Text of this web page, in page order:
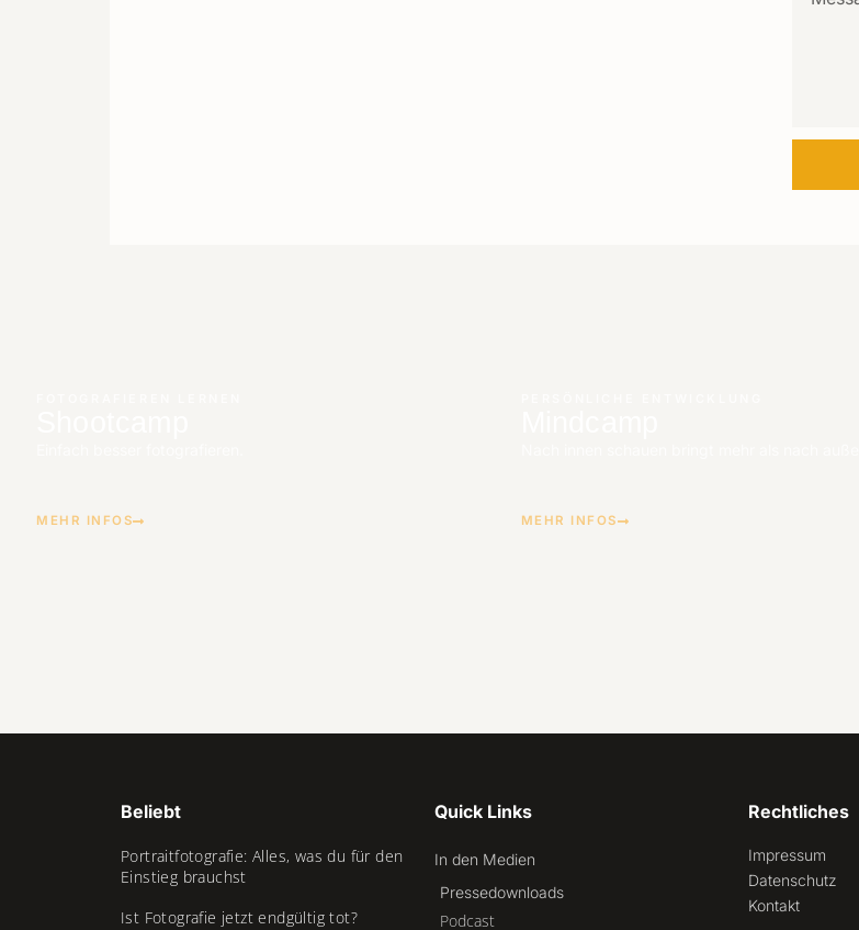
MEHR INFOS MEHR INFOS
Beliebt
Portraitfotografie: Alles, was du für den
Einstieg brauchst
Ist Fotografie jetzt endgültig tot?
Quick Links
In den Medien
Pressedownloads
Podcast
Rechtliches
Impressum
Datenschutz
Kontakt